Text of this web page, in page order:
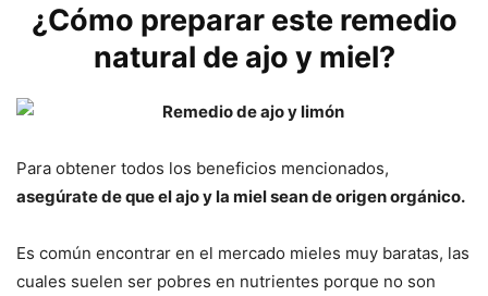
¿Cómo preparar este remedio
natural de ajo y miel?
Para obtener todos los beneficios mencionados,
asegúrate de que el ajo y la miel sean de origen orgánico.
Es común encontrar en el mercado mieles muy baratas, las
cuales suelen ser pobres en nutrientes porque no son